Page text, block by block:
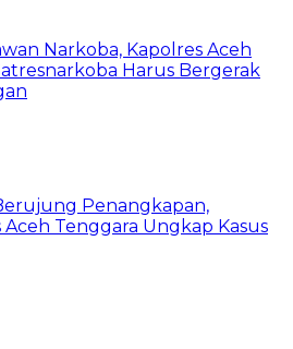
Narkoba, Kapolres Aceh
Harus Bergerak
Penangkapan,
Tenggara Ungkap Kasus